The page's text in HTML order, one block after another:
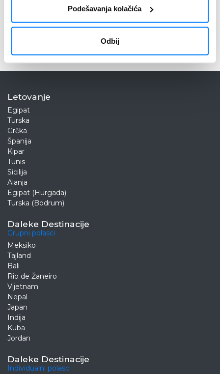
Podešavanja kolačića
Odbij
Nećemo Vam dosađivati. Aktuelne ponude šaljemo do dva puta tokom
meseca. Vaša e-mail adresa neće biti deljena ni korišćena u druge svrhe. Više
o tome možete pročitati na stranicamaPolitika privatnosti
Letovanje
Egipat
Turska
Grčka
Španija
Kipar
Tunis
Sicilija
Alanja
Egipat (Hurgada)
Turska (Bodrum)
Daleke Destinacije
Grupni polasci
Meksiko
Tajland
Bali
Rio de Žaneiro
Vijetnam
Nepal
Japan
Indija
Kuba
Jordan
Daleke Destinacije
Individualni polasci